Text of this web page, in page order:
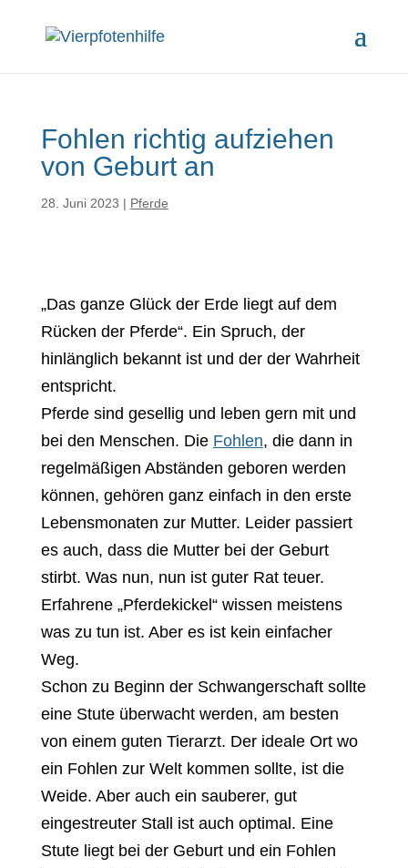
Fohlen richtig aufziehen
von Geburt an
28. Juni 2023 | Pferde
„Das ganze Glück der Erde liegt auf dem
Rücken der Pferde“. Ein Spruch, der
hinlänglich bekannt ist und der der Wahrheit
entspricht.
Pferde sind gesellig und leben gern mit und
bei den Menschen. Die Fohlen, die dann in
regelmäßigen Abständen geboren werden
können, gehören ganz einfach in den erste
Lebensmonaten zur Mutter. Leider passiert
es auch, dass die Mutter bei der Geburt
stirbt. Was nun, nun ist guter Rat teuer.
Erfahrene „Pferdekickel“ wissen meistens
was zu tun ist. Aber es ist kein einfacher
Weg.
Schon zu Beginn der Schwangerschaft sollte
eine Stute überwacht werden, am besten
von einem guten Tierarzt. Der ideale Ort wo
ein Fohlen zur Welt kommen sollte, ist die
Weide. Aber auch ein sauberer, gut
eingestreuter Stall ist auch optimal. Eine
Stute liegt bei der Geburt und ein Fohlen